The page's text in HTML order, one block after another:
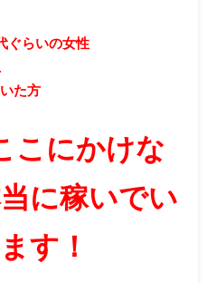
ぐらいの女性
た方
こにかけな
に稼いでい
す！